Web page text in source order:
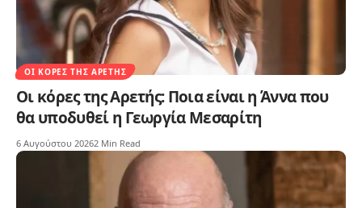
ΟΙ ΚΌΡΕΣ ΤΗΣ ΑΡΕΤΉΣ
Οι κόρες της Αρετής: Ποια είναι η Άννα που
θα υποδυθεί η Γεωργία Μεσαρίτη
6 Αυγούστου 20262 Min Read